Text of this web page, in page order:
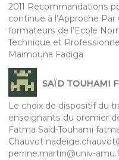
2011 Recommandations
continue à l’Approche
formateurs de l’Ecole
Technique et
Maïmouna Fadiga
SAÏD TOUHAMI
Le choix de dispositif du
enseignants du premier
Fatma Saïd-Touhami
Chauvot
perrine.martin@univ-